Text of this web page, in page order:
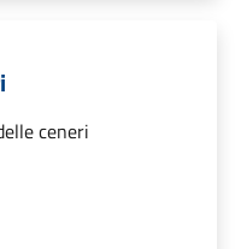
ceneri